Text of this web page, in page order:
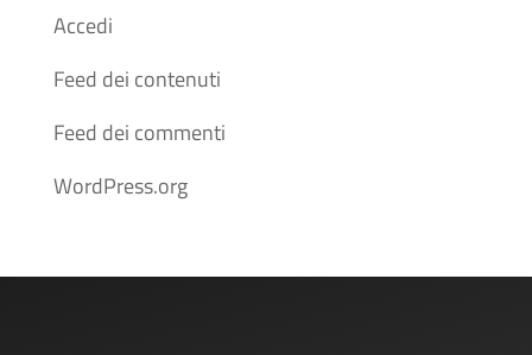
Accedi
Feed dei contenuti
Feed dei commenti
WordPress.org